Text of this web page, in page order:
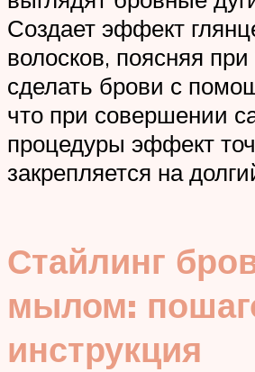
Создает эффект
волосков, поясняя при
сделать брови с
что при совершении
процедуры эффект
закрепляется на
Стайлинг
мылом:
инструкция